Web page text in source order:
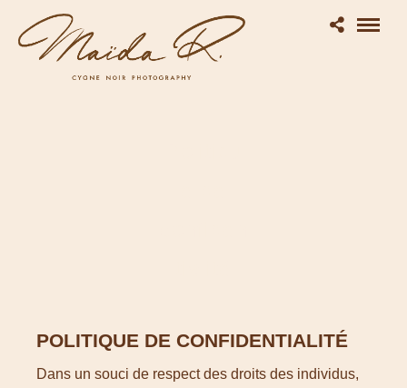
POLITIQUE DE CONFIDENTIALITÉ
Dans un souci de respect des droits des individus,